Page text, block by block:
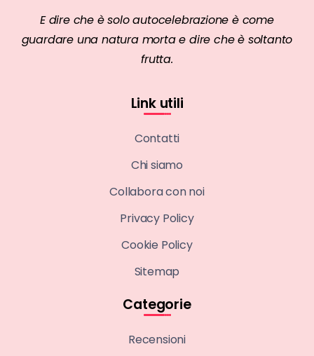
E dire che è solo autocelebrazione è come
guardare una natura morta e dire che è soltanto
frutta.
Link utili
Contatti
Chi siamo
Collabora con noi
Privacy Policy
Cookie Policy
Sitemap
Categorie
Recensioni